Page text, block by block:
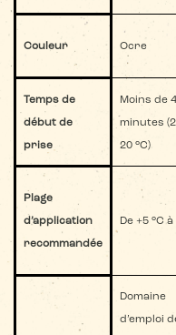
Couleur Ocre
Temps de
début de
prise
Moins de 4
minutes
20 °C)
Plage
d’application
recommandée
De +5 °C à
Domaine
d’emploi